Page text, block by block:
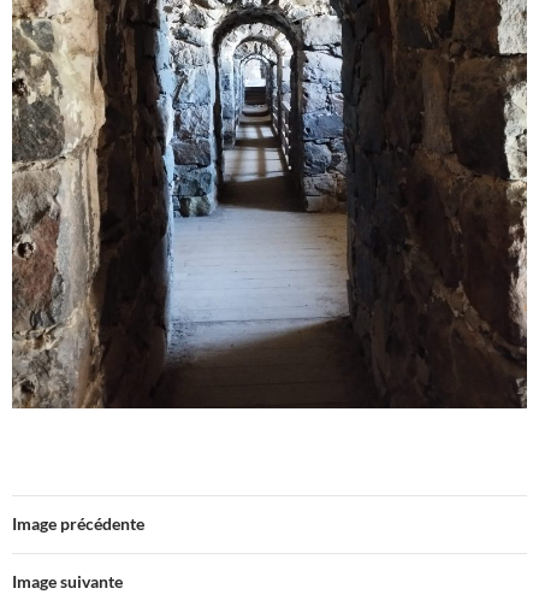
Image précédente
Image suivante